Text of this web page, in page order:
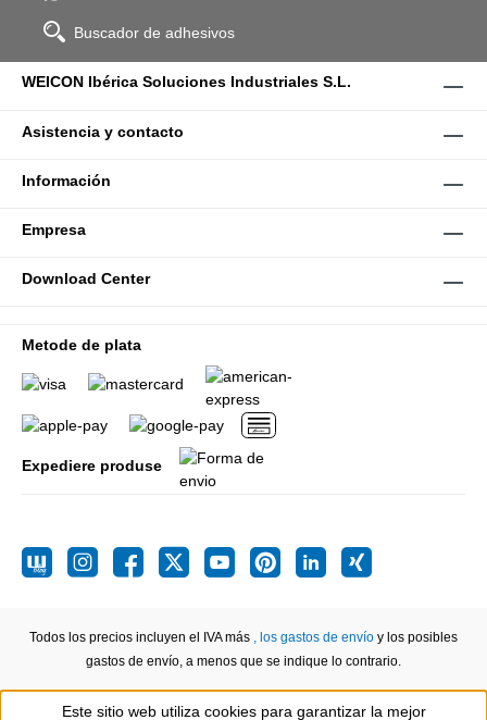
Buscador de adhesivos
WEICON Ibérica Soluciones Industriales S.L.
Asistencia y contacto
Información
Empresa
Download Center
Metode de plata
Expediere produse
Todos los precios incluyen el IVA más , los gastos de envío y los posibles
gastos de envío, a menos que se indique lo contrario.
Este sitio web utiliza cookies para garantizar la mejor